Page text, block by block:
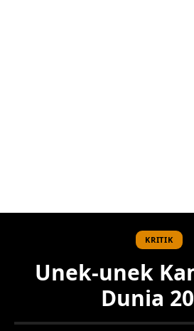
KRITIK
Unek-unek
Dunia